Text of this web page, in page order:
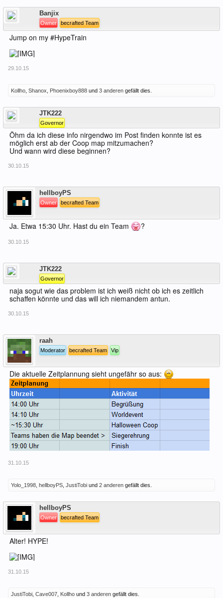
Banjix
Owner becrafted Team
Jump on my #HypeTrain
29.10.15
Kollho Shanox Phoenixboy888 und 3 anderen gefällt dies.
JTK222
Governor
Öhm da ich diese info nirgendwo im Post finden konnte ist es
möglich erst ab der Coop map mitzumachen?
Und wann wird diese beginnen?
30.10.15
hellboyPS
Owner becrafted Team
Ja. Etwa 15:30 Uhr. Hast du ein Team ?
30.10.15
JTK222
Governor
naja sogut wie das problem ist ich weiß nicht ob ich es zeitlich
schaffen könnte und das will ich niemandem antun.
30.10.15
raah
Moderator becrafted Team Vip
Die aktuelle Zeitplannung sieht ungefähr so aus:
31.10.15
Yolo_1998 hellboyPS JustiTobi und 2 anderen gefällt dies.
hellboyPS
Owner becrafted Team
Alter! HYPE!
31.10.15
JustiTobi Cave007 Kollho und 3 anderen gefällt dies.